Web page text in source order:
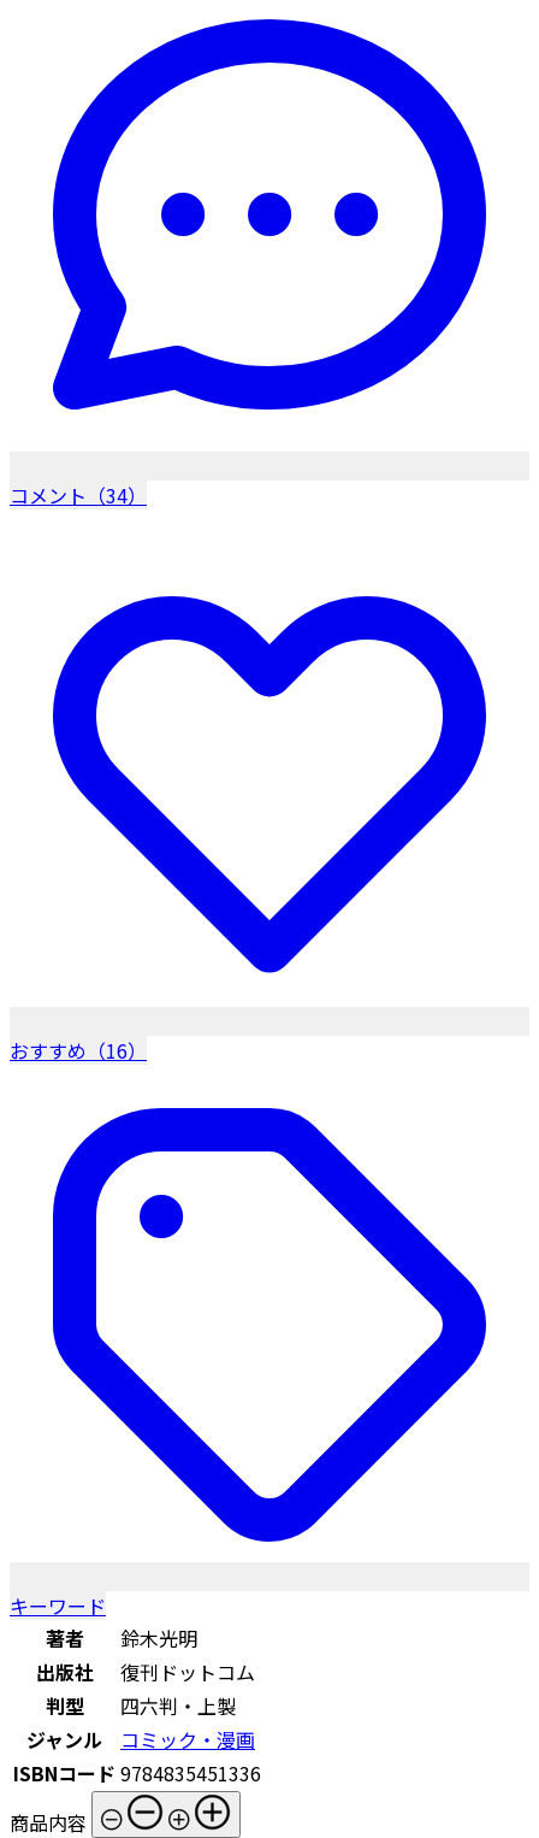
コメント（34）
おすすめ（16）
キーワード
著者
鈴木光明
出版社
復刊ドットコム
判型
四六判・上製
ジャンル
コミック・漫画
ISBNコード 9784835451336
商品内容